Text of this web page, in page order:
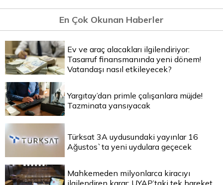
En Çok Okunan Haberler
Ev ve araç alacakları ilgilendiriyor:
Tasarruf finansmanında yeni dönem!
Vatandaşı nasıl etkileyecek?
Yargıtay’dan primle çalışanlara müjde!
Tazminata yansıyacak
Türksat 3A uydusundaki yayınlar 16
Ağustos`ta yeni uydulara geçecek
Mahkemeden milyonlarca kiracıyı